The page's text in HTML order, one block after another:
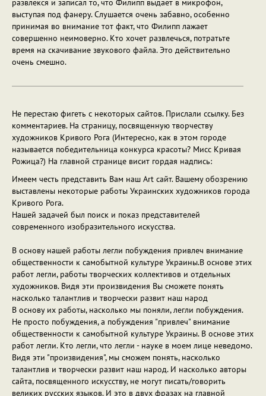
развлекся и записал то, что Филипп выдает в микрофон,
выступая под фанеру. Слушается очень забавно, особенно
принимая во внимание тот факт, что Филипп лажает
совершенно неимоверно. Кто хочет развлечься, потратьте
время на скачивание звукового файла. Это действительно
очень смешно.
Не перестаю фигеть с некоторых сайтов. Прислали ссылку. Без
комментариев. На страницу, посвященную творчеству
художников Кривого Рога (Интересно, как в этом городе
называется победительница конкурса красоты? Мисс Кривая
Рожица?) На главной странице висит гордая надпись:
Имеем честь представить Вам наш Art сайт. Вашему обозрению
выставлены некоторые работы Украинских художников города
Кривого Рога.
Нашей задачей был поиск и показ представителей
современного изобразительного искусства.
В основу нашей работы легли побуждения привлеч внимание
общественности к самобытной культуре Украины.В основе этих
работ легли, работы творческих коллективов и отдельных
художников. Видя эти произвидения Вы сможете понять
насколько талантлив и творчески развит наш народ
В основу их работы, насколько мы поняли, легли побуждения.
Не просто побуждения, а побуждения "привлеч" внимание
общественности к самобытной культуре Украины. В основе этих
работ легли. Кто легли, что легли - науке в моем лице неведомо.
Видя эти "произвидения", мы сможем понять, насколько
талантлив и творчески развит наш народ. И насколько авторы
сайта, посвященного искусству, не могут писать/говорить
великих русских языков. И это в двух фразах на главной